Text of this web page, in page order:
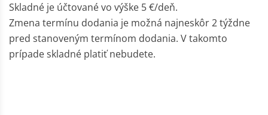
Skladné je účtované vo výške 5 €/deň.
Zmena termínu dodania je možná najneskôr 2 týždne
pred stanoveným termínom dodania. V takomto
prípade skladné platiť nebudete.